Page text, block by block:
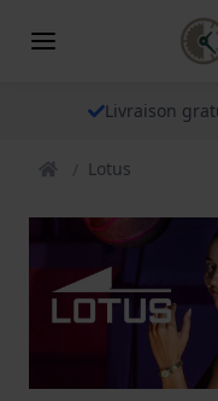
Livraison
Lotus